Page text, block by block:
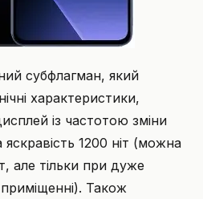
субфлагман, який
характеристики,
із частотою зміни
1200 ніт (можна
але тільки при дуже
Також